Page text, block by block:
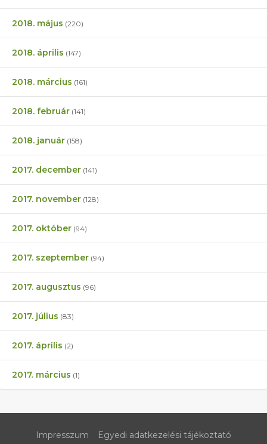
2018. május (220)
2018. április (147)
2018. március (161)
2018. február (141)
2018. január (158)
2017. december (141)
2017. november (128)
2017. október (94)
2017. szeptember (94)
2017. augusztus (96)
2017. július (83)
2017. április (2)
2017. március (1)
Impresszum Egyedi adatkezelési tájékoztató